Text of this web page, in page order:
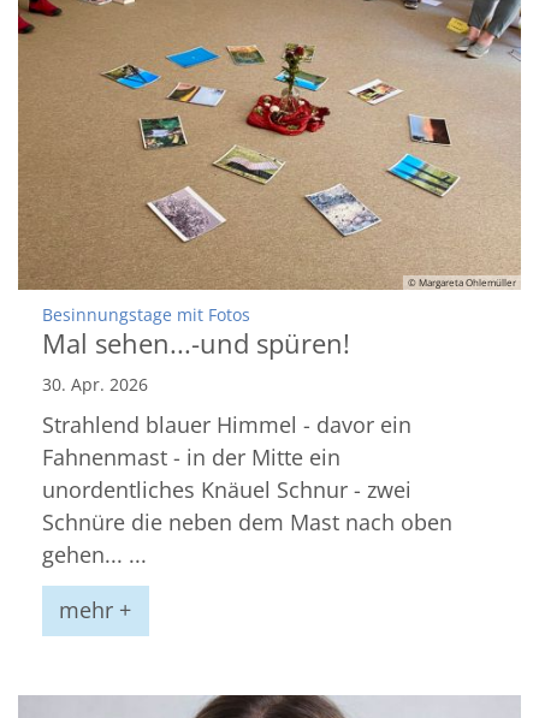
© Margareta Ohlemüller
Besinnungstage mit Fotos
Mal sehen...-und spüren!
30. Apr. 2026
Strahlend blauer Himmel - davor ein
Fahnenmast - in der Mitte ein
unordentliches Knäuel Schnur - zwei
Schnüre die neben dem Mast nach oben
gehen... ...
mehr +